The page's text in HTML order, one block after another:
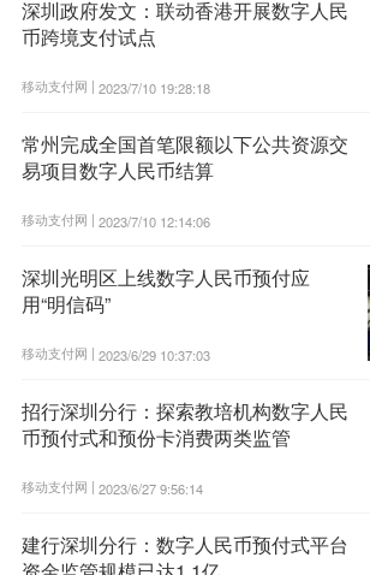
深圳政府发文：联动香港开展数字人民
币跨境支付试点
移动支付网 | 2023/7/10 19:28:18
常州完成全国首笔限额以下公共资源交
易项目数字人民币结算
移动支付网 | 2023/7/10 12:14:06
深圳光明区上线数字人民币预付应
用“明信码”
移动支付网 | 2023/6/29 10:37:03
招行深圳分行：探索教培机构数字人民
币预付式和预份卡消费两类监管
移动支付网 | 2023/6/27 9:56:14
建行深圳分行：数字人民币预付式平台